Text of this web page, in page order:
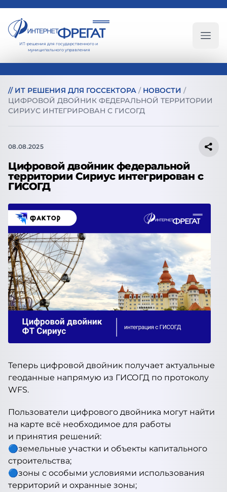
ИТ-решения для государственного и
муниципального управления
// ИТ РЕШЕНИЯ ДЛЯ ГОССЕКТОРА / НОВОСТИ /
ЦИФРОВОЙ ДВОЙНИК ФЕДЕРАЛЬНОЙ ТЕРРИТОРИИ
СИРИУС ИНТЕГРИРОВАН С ГИСОГД
08.08.2025
Цифровой двойник федеральной
территории Сириус интегрирован с
ГИСОГД
Теперь цифровой двойник получает актуальные
геоданные напрямую из ГИСОГД по протоколу
WFS.
Пользователи цифрового двойника могут найти
на карте всё необходимое для работы
и принятия решений:
🔵земельные участки и объекты капитального
строительства;
🔵зоны с особыми условиями использования
территорий и охранные зоны;